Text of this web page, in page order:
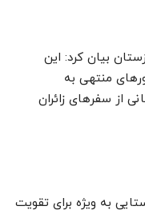
بیان کرد: این
منتهی به
از سفرهای زائران
به ویژه برای تقویت